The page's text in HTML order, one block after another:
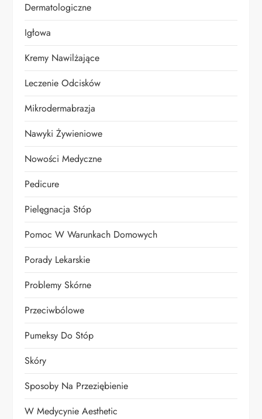
Dermatologiczne
Igłowa
Kremy Nawilżające
Leczenie Odcisków
Mikrodermabrazja
Nawyki Żywieniowe
Nowości Medyczne
Pedicure
Pielęgnacja Stóp
Pomoc W Warunkach Domowych
Porady Lekarskie
Problemy Skórne
Przeciwbólowe
Pumeksy Do Stóp
Skóry
Sposoby Na Przeziębienie
W Medycynie Aesthetic